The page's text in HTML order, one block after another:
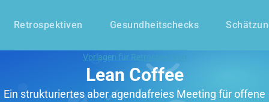
Retrospektiven Gesundheitschecks
Vorlagen für Retrospektiven
Lean Coffee
Ein strukturiertes aber agendafreies Meeting für offene